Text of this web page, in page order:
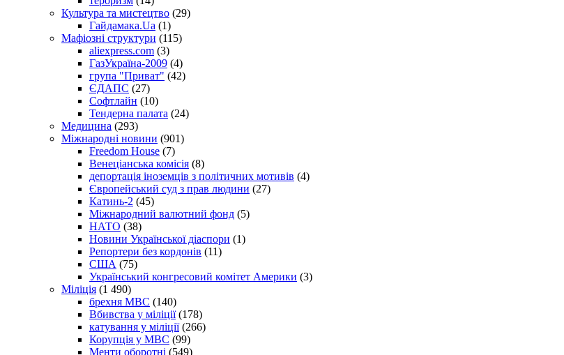
Культура та мистецтво (29)
Гайдамака.Ua (1)
Мафіозні структури (115)
aliexpress.com (3)
ГазУкраїна-2009 (4)
група "Приват" (42)
ЄДАПС (27)
Софтлайн (10)
Тендерна палата (24)
Медицина (293)
Міжнародні новини (901)
Freedom House (7)
Венеціанська комісія (8)
депортація іноземців з політичних мотивів (4)
Європейський суд з прав людини (27)
Катинь-2 (45)
Міжнародний валютний фонд (5)
НАТО (38)
Новини Української діаспори (1)
Репортери без кордонів (11)
США (75)
Український конгресовий комітет Америки (3)
Міліція (1 490)
брехня МВС (140)
Вбивства у міліції(178)
катування у міліції(266)
Корупція у МВС (99)
Менти оборотні (549)